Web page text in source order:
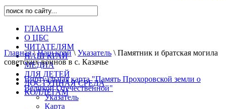
ГЛАВНАЯ
О ЦБС
ЧИТАТЕЛЯМ
НАШ КРАЙ
МЕДИА
ДЛЯ ДЕТЕЙ
ДОСТУПНАЯ СРЕДА
КОЛЛЕГАМ
Главная\Наш край\ Указатель \ Памятник и братская могила
советских воинов в с. Казачье
Виртуальная карта "Память Прохоровской земли о
Великой Отечественной"
Указатель
Карта